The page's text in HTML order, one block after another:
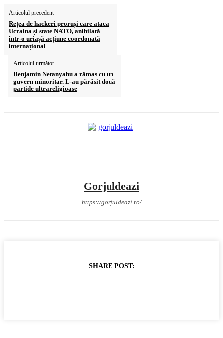
Articolul precedent
Rețea de hackeri proruși care ataca
Ucraina și state NATO, anihilată
într-o uriașă acțiune coordonată
internațional
Articolul următor
Benjamin Netanyahu a rămas cu un
guvern minoritar. L-au părăsit două
partide ultrareligioase
Gorjuldeazi
https://gorjuldeazi.ro/
SHARE POST: